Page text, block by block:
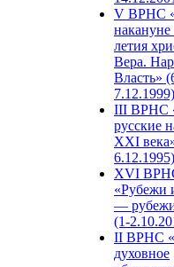
V ВРНС
накануне
летия
Вера.
Власть»
7.12.1999)
III ВРНС
русские
XXI
6.12.1995)
XVI
«Рубежи
—
(1-
II ВРНС
духовное